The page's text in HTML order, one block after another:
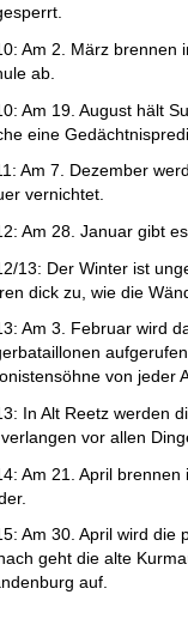
Am 2. März brennen
ab.
Am 19. August hält
eine
Am 7. Dezember
vernichtet.
Am 28. Januar gibt
13: Der Winter ist
dick zu, wie die
Am 3. Februar wird
von jeder
In Alt Reetz werden
vor allen
Am 21. April
Am 30. April wird die
geht die alte
auf.